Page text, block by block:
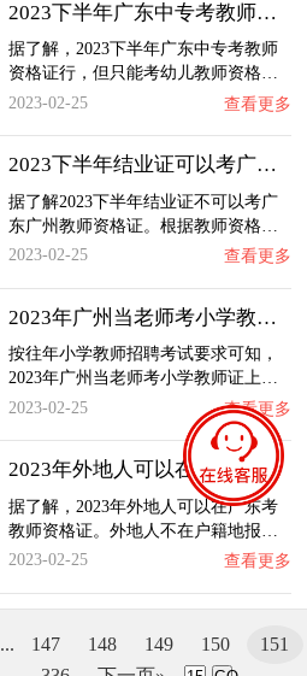
2023下半年广东中专考教师资格证行吗？
据了解，2023下半年广东中专考教师
资格证行，但只能考幼儿教师资格…
2023-02-25
查看更多
2023下半年结业证可以考广东广州教师资格证吗…
据了解2023下半年结业证不可以考广
东广州教师资格证。根据教师资格…
2023-02-25
查看更多
2023年广州当老师考小学教师证上岸率高吗？
按往年小学教师招聘考试要求可知，
2023年广州当老师考小学教师证上…
2023-02-25
查看更多
2023年外地人可以在广东考教师资格证吗？
据了解，2023年外地人可以在广东考
教师资格证。外地人不在户籍地报…
2023-02-25
查看更多
... 147 148 149 150
151